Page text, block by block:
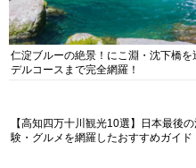
仁淀ブルーの絶景！にこ淵・沈下橋
デルコースまで完全網羅！
【高知四万十川観光10選】日本最後
験・グルメを網羅したおすすめガイド